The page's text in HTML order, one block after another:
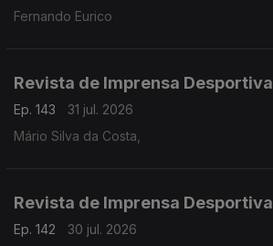
Fernando Eurico
Revista de Imprensa Desportiva
Ep. 143
31 jul. 2026
Mário Silva da Costa,
Revista de Imprensa Desportiva
Ep. 142
30 jul. 2026